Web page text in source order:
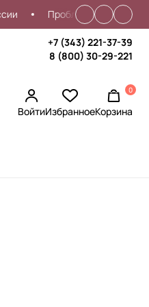
Проблемы со входом?
+7 (343) 221-37-39
8 (800) 30-29-221
ВойтиИзбранное
0
Корзина